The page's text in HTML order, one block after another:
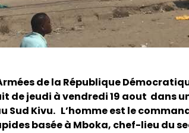
de la République
de jeudi à vendredi 19 aout dans
Sud Kivu. L’homme est le
basée à Mboka, chef-lieu du